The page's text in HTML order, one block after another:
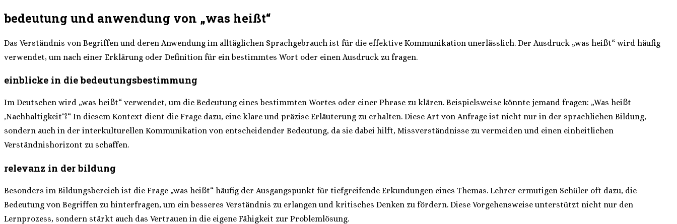
bedeutung und anwendung von „was heißt“
Das Verständnis von Begriffen und deren Anwendung im alltäglichen Sprachgebrauch ist für die effektive Kommunikation unerlässlich. Der Ausdruck „was heißt“ wird häufig
verwendet, um nach einer Erklärung oder Definition für ein bestimmtes Wort oder einen Ausdruck zu fragen.
einblicke in die bedeutungsbestimmung
Im Deutschen wird „was heißt“ verwendet, um die Bedeutung eines bestimmten Wortes oder einer Phrase zu klären. Beispielsweise könnte jemand fragen: „Was heißt
‚Nachhaltigkeit‘?“ In diesem Kontext dient die Frage dazu, eine klare und präzise Erläuterung zu erhalten. Diese Art von Anfrage ist nicht nur in der sprachlichen Bildung,
sondern auch in der interkulturellen Kommunikation von entscheidender Bedeutung, da sie dabei hilft, Missverständnisse zu vermeiden und einen einheitlichen
Verständnishorizont zu schaffen.
relevanz in der bildung
Besonders im Bildungsbereich ist die Frage „was heißt“ häufig der Ausgangspunkt für tiefgreifende Erkundungen eines Themas. Lehrer ermutigen Schüler oft dazu, die
Bedeutung von Begriffen zu hinterfragen, um ein besseres Verständnis zu erlangen und kritisches Denken zu fördern. Diese Vorgehensweise unterstützt nicht nur den
Lernprozess, sondern stärkt auch das Vertrauen in die eigene Fähigkeit zur Problemlösung.